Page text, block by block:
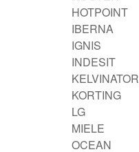
HOTPOINT
IBERNA
IGNIS
INDESIT
KELVINATOR
KORTING
LG
MIELE
OCEAN